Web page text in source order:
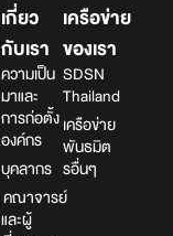
เกี่ยว
กับเรา
ความเป็น
มาและ
การก่อตั้ง
องค์กร
บุคลากร
คณาจารย์
และผู้
เครือข่าย
ของเรา
SDSN
Thailand
เครือข่าย
พันธมิต
รอื่นๆ